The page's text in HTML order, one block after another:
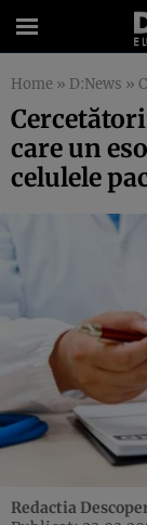
Home » D:News »
care un
celulele
Redactia